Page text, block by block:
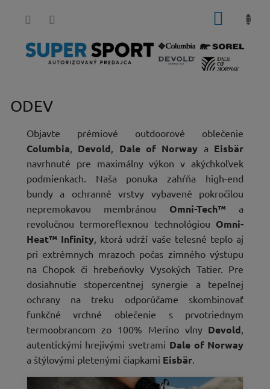
ODEV
Objavte prémiové outdoorové oblečenie
Columbia Devold Dale of Norway a Eisbär
navrhnuté pre maximálny výkon v akýchkoľvek
podmienkach. Naša ponuka zahŕňa high-end
bundy a ochranné vrstvy vybavené pokročilou
nepremokavou membránou Omni-Tech™ a
revolučnou termoreflexnou technológiou Omni-
Heat™ Infinity, ktorá udrží vaše telesné teplo aj
pri extrémnych mrazoch počas zimného výstupu
na Chopok či hrebeňovky Vysokých Tatier. Pre
dosiahnutie stopercentnej synergie a tepelnej
ochrany na treku odporúčame skombinovať
funkčné vrchné oblečenie s prvotriednym
termoobrancom zo 100% Merino vlny Devold
autentickými hrejivými svetrami Dale of Norway
a štýlovými pletenými čiapkami Eisbär.